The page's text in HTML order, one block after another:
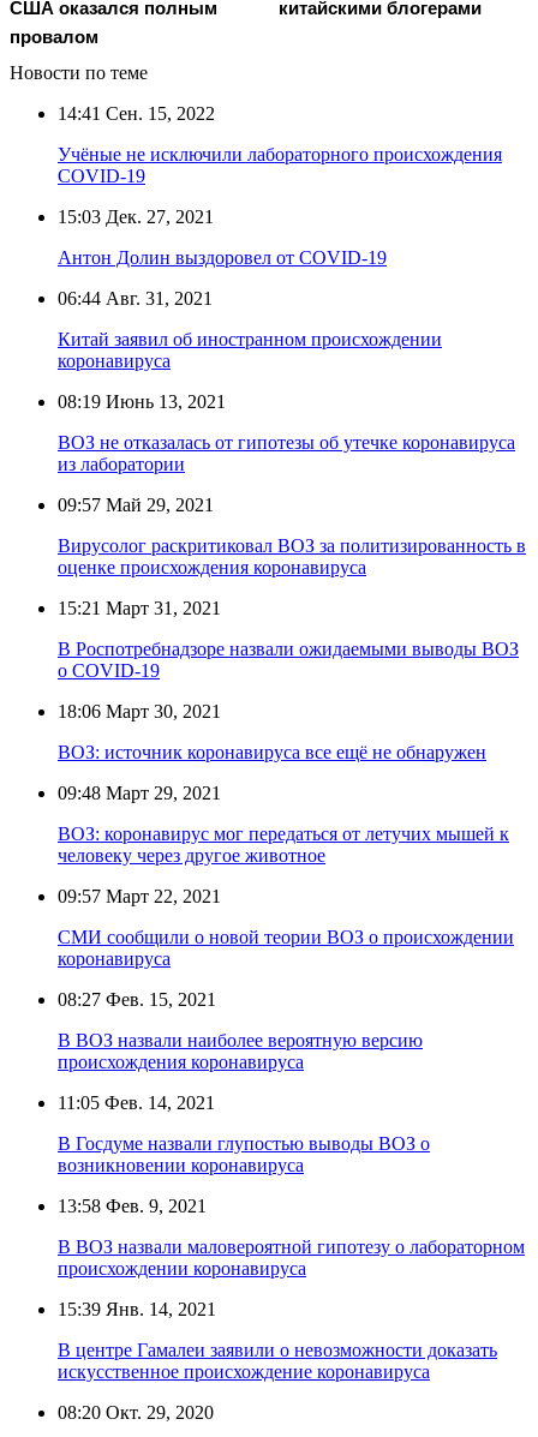
США оказался полным
провалом
китайскими блогерами
Новости по теме
14:41 Сен. 15, 2022
Учёные не исключили лабораторного происхождения
COVID-19
15:03 Дек. 27, 2021
Антон Долин выздоровел от COVID-19
06:44 Авг. 31, 2021
Китай заявил об иностранном происхождении
коронавируса
08:19 Июнь 13, 2021
ВОЗ не отказалась от гипотезы об утечке коронавируса
из лаборатории
09:57 Май 29, 2021
Вирусолог раскритиковал ВОЗ за политизированность в
оценке происхождения коронавируса
15:21 Март 31, 2021
В Роспотребнадзоре назвали ожидаемыми выводы ВОЗ
о COVID-19
18:06 Март 30, 2021
ВОЗ: источник коронавируса все ещё не обнаружен
09:48 Март 29, 2021
ВОЗ: коронавирус мог передаться от летучих мышей к
человеку через другое животное
09:57 Март 22, 2021
СМИ сообщили о новой теории ВОЗ о происхождении
коронавируса
08:27 Фев. 15, 2021
В ВОЗ назвали наиболее вероятную версию
происхождения коронавируса
11:05 Фев. 14, 2021
В Госдуме назвали глупостью выводы ВОЗ о
возникновении коронавируса
13:58 Фев. 9, 2021
В ВОЗ назвали маловероятной гипотезу о лабораторном
происхождении коронавируса
15:39 Янв. 14, 2021
В центре Гамалеи заявили о невозможности доказать
искусственное происхождение коронавируса
08:20 Окт. 29, 2020